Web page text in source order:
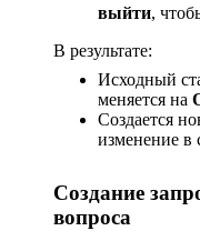
выйти,
В результате:
Исходный
меняется на
Создается
изменение в
Создание
вопроса